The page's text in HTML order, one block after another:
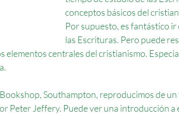
conceptos básicos del
Por supuesto, es fantástico
las Escrituras. Pero puede
elementos centrales del cristianismo.
Southampton, reproducimos de
Peter Jeffery. Puede ver una introducción a